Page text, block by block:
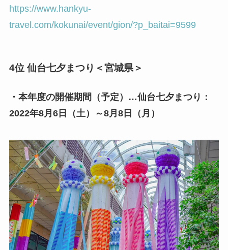
https://www.hankyu-
travel.com/kokunai/event/gion/?p_baitai=9599
4位 仙台七夕まつり＜宮城県＞
・本年度の開催期間（予定）…仙台七夕まつり：
2022年8月6日（土）～8月8日（月）